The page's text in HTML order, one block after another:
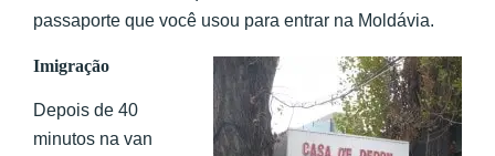
passaporte que você usou para entrar na Moldávia.
Imigração
Depois de 40
minutos na van